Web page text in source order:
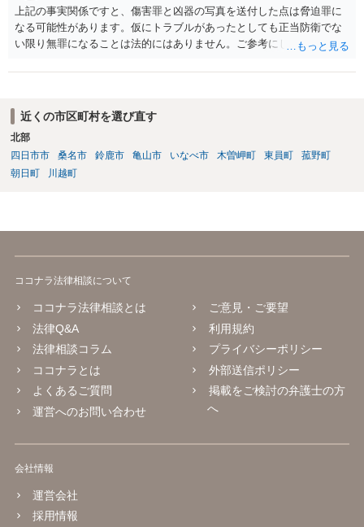
上記の事実関係ですと、傷害罪と凶器の写真を送付した点は脅迫罪に
なる可能性があります。仮にトラブルがあったとしても正当防衛でな
い限り無罪になることは法的にはありません。ご参考にしてくださ
近くの市区町村を選び直す
北部
四日市市
桑名市 鈴鹿市 亀山市 いなべ市 木曽岬町 東員町
菰野町
朝日町
川越町
ココナラ法律相談について
ココナラ法律相談とは
法律Q&A
法律相談コラム
ココナラとは
よくあるご質問
運営へのお問い合わせ
ご意見・ご要望
利用規約
プライバシーポリシー
外部送信ポリシー
掲載をご検討の弁護士の方
へ
会社情報
運営会社
採用情報